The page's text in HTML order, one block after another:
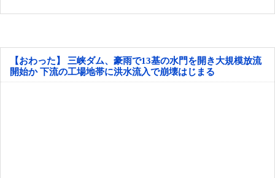
【おわった】 三峡ダム、豪雨で13基の水門を開き大規模放流
開始か 下流の工場地帯に洪水流入で崩壊はじまる